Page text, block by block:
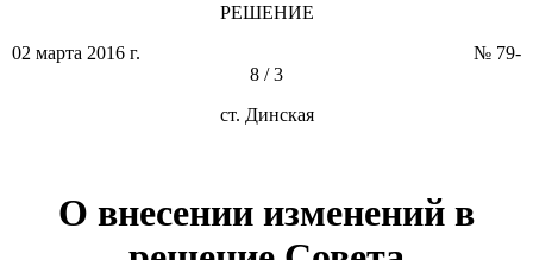
РЕШЕНИЕ
02 марта 2016 г. № 79-
8 / 3
ст. Динская
О внесении изменений в